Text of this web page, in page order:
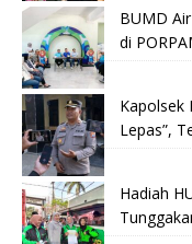
BUMD
di
Kapolsek
Lepas”,
Hadiah